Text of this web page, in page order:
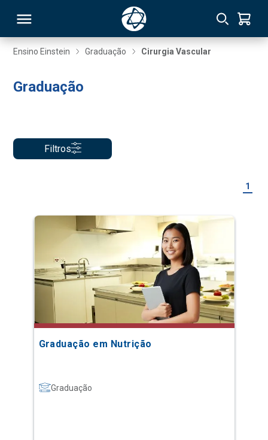
Ensino Einstein Graduação Cirurgia Vascular
Graduação
Filtros
1
Graduação em Nutrição
Graduação